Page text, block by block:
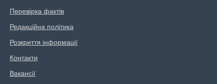
Перевірка фактів
Редакційна політика
Розкриття інформації
Контакти
Вакансії